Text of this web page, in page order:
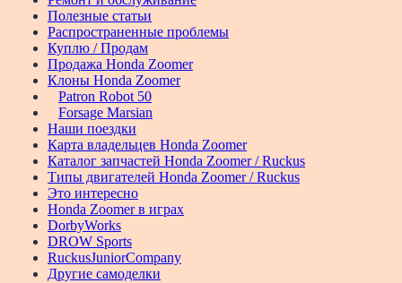
Полезные статьи
Распространенные проблемы
Куплю / Продам
Продажа Honda Zoomer
Клоны Honda Zoomer
Patron Robot 50
Forsage Marsian
Наши поездки
Карта владельцев Honda Zoomer
Каталог запчастей Honda Zoomer / Ruckus
Типы двигателей Honda Zoomer / Ruckus
Это интересно
Honda Zoomer в играх
DorbyWorks
DROW Sports
RuckusJuniorCompany
Другие самоделки